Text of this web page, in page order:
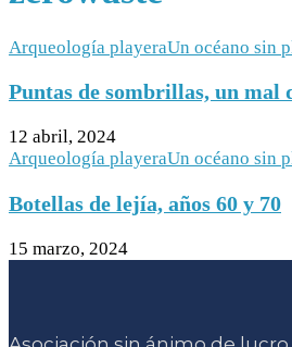
Arqueología playeraUn océano sin
Puntas de sombrillas, un mal
12 abril, 2024
Arqueología playeraUn océano sin
Botellas de lejía, años 60 y 70
15 marzo, 2024